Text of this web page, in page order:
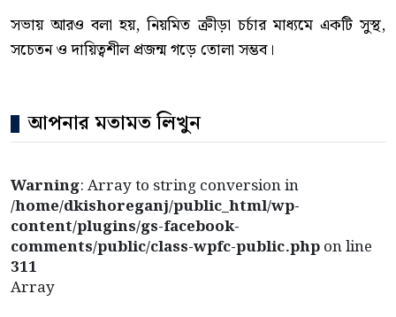
সভায় আরও বলা হয়, নিয়মিত ক্রীড়া চর্চার মাধ্যমে একটি সুস্থ,
সচেতন ও দায়িত্বশীল প্রজন্ম গড়ে তোলা সম্ভব।
আপনার মতামত লিখুন
Warning: Array to string conversion in
/home/dkishoreganj/public_html/wp-
content/plugins/gs-facebook-
comments/public/class-wpfc-public.phpon line
311
Array